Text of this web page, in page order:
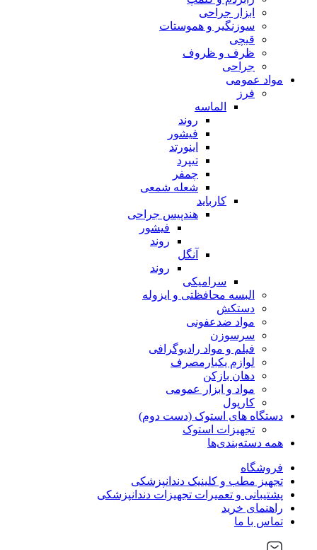
ابزار جراحی
سوزنگیر و هموستات
قیچی
ظرف و ظروف
جراحی
مواد عمومی
فرز
الماسه
روند
فیشور
اینورتد
تیپرد
چمفر
شعله شمعی
کارباید
هندپیس جراحی
فیشور
روند
آنگل
روند
سرامیکی
البسه محافظتی و ایزوله
دستکش
مواد ضدعفونی
سرسوزن
فیلم و مواد رادیوگرافی
لوازم یکبارمصرف
دهان بازکن
مواد و ابزار عمومی
کارپول
دستگاه های استوک (دست دوم)
تجهیزات استوک
همه دسته‌بندی‌ها
فروشگاه
تجهیز مطب و کلینیک دندانپزشکی
پشتیبانی و تعمیرات تجهیزات دندانپزشکی
راهنمای خرید
تماس با ما